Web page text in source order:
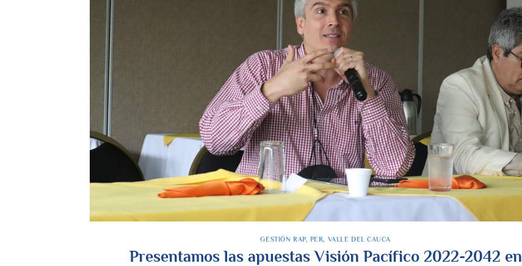
GESTIÓN RAP, PER, VALLE DEL CAUCA
Presentamos las apuestas Visión Pacífico 2022-2042 en